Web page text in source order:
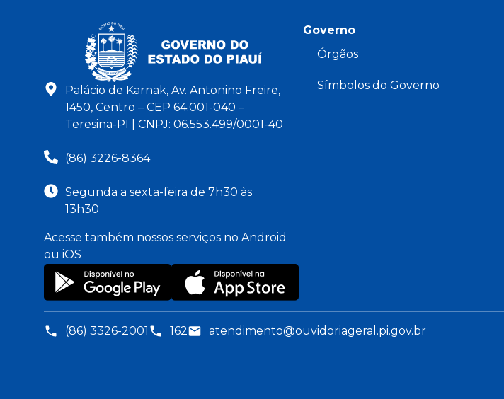
Palácio de Karnak, Av. Antonino Freire,
1450, Centro – CEP 64.001-040 –
Teresina-PI | CNPJ: 06.553.499/0001-40
(86) 3226-8364
Segunda a sexta-feira de 7h30 às
13h30
Acesse também nossos serviços no Android
ou iOS
Governo
Órgãos
Símbolos do Governo
(86) 3326-2001 162 atendimento@ouvidoriageral.pi.gov.br